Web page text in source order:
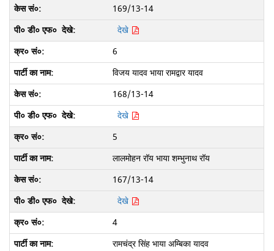
169/13-14
देखे
6
विजय यादव भाया रामद्वार यादव
168/13-14
देखे
5
लालमोहन रॉय भाया शम्भुनाथ रॉय
167/13-14
देखे
4
रामचंद्र सिंह भाया अम्बिका यादव